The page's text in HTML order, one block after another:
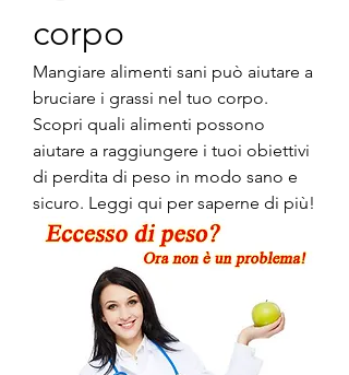
corpo
Mangiare alimenti sani può aiutare a
bruciare i grassi nel tuo corpo.
Scopri quali alimenti possono
aiutare a raggiungere i tuoi obiettivi
di perdita di peso in modo sano e
sicuro. Leggi qui per saperne di più!